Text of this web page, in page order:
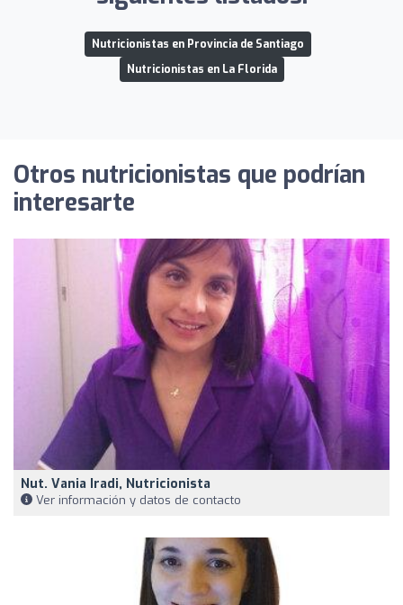
Nutricionistas en Provincia de Santiago
Nutricionistas en La Florida
Otros nutricionistas que podrían
interesarte
Nut. Vania Iradi, Nutricionista
Ver información y datos de contacto